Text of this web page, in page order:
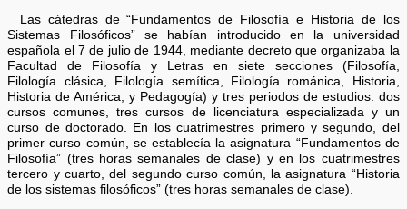
Las cátedras de “Fundamentos de Filosofía e Historia de los
Sistemas Filosóficos” se habían introducido en la universidad
española el 7 de julio de 1944, mediante decreto que organizaba la
Facultad de Filosofía y Letras en siete secciones (Filosofía,
Filología clásica, Filología semítica, Filología románica, Historia,
Historia de América, y Pedagogía) y tres periodos de estudios: dos
cursos comunes, tres cursos de licenciatura especializada y un
curso de doctorado. En los cuatrimestres primero y segundo, del
primer curso común, se establecía la asignatura “Fundamentos de
Filosofía” (tres horas semanales de clase) y en los cuatrimestres
tercero y cuarto, del segundo curso común, la asignatura “Historia
de los sistemas filosóficos” (tres horas semanales de clase).